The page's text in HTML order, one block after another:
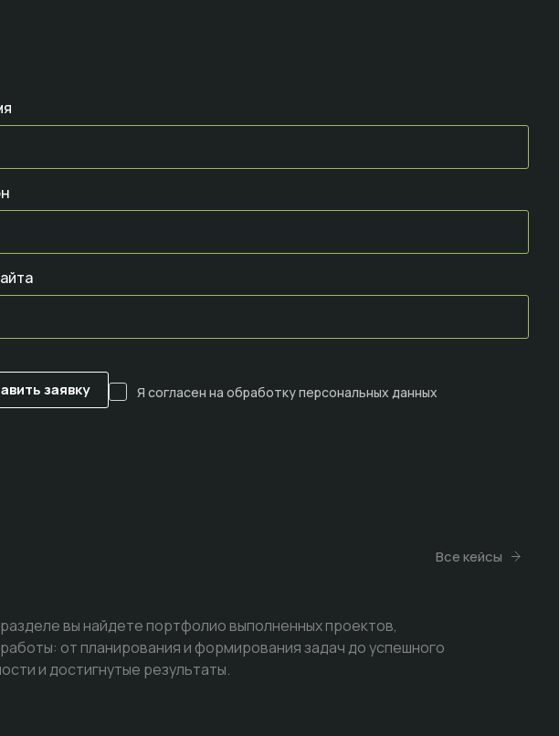
Я согласен на обработку персональных данных
Все кейсы
вы найдете портфолио выполненных проектов,
от планирования и формирования задач до успешного
и достигнутые результаты.